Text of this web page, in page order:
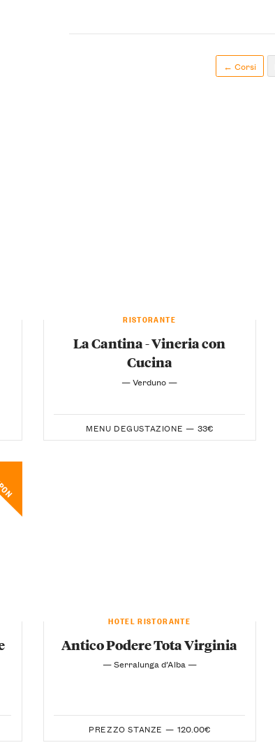
← Corsi
RISTORANTE
La Cantina - Vineria con
Cucina
— Verduno —
MENU DEGUSTAZIONE — 33€
HOTEL RISTORANTE
Antico Podere Tota Virginia
— Serralunga d’Alba —
PREZZO STANZE — 120.00€